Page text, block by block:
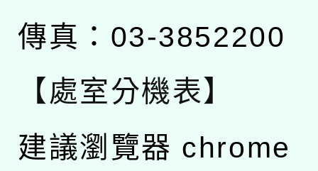
傳真：03-3852200
【處室分機表】
建議瀏覽器 chrome